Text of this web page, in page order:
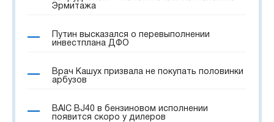
Эрмитажа
Путин высказался о перевыполнении
инвестплана ДФО
Врач Кашух призвала не покупать половинки
арбузов
BAIC BJ40 в бензиновом исполнении
появится скоро у дилеров